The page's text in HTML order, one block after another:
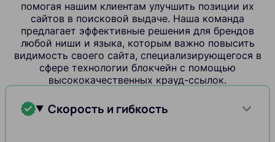
помогая нашим клиентам улучшить позиции их
сайтов в поисковой выдаче. Наша команда
предлагает эффективные решения для брендов
любой ниши и языка, которым важно повысить
видимость своего сайта, специализирующегося в
сфере технологии блокчейн с помощью
высококачественных крауд-ссылок.
Скорость и гибкость